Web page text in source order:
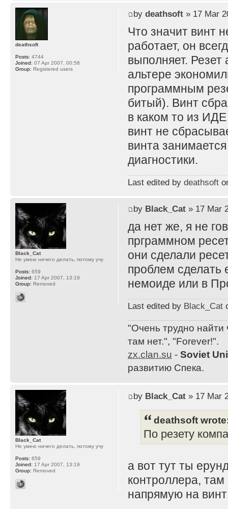
by deathsoft» 17 Mar
Что значит винт
работает, он
выполняет.
альтере
программным
битый). Винт
в каком то из
винт не
винта
диагностики.
Last edited by deathsoft
deathsoft
Posts: 4744
Joined: 07 Apr 2007, 00:58
Group: Registered users
by Black_Cat» 17 Mar
да нет же, я не
прграммном
они сделали
проблем сделать
немоиде или в
Last edited by Black_Cat
"Очень трудно найти
там нет.", "Forever!".
zx.clan.su - Soviet
развитию Спека.
Black_Cat
Не умею ничего делать, потому учу
Posts: 659
Joined: 17 Apr 2007, 13:19
Group: Removed
by Black_Cat» 17 Mar
deathsoft
По резету
а вот тут ты
контроллера,
напрямую на винт
Black_Cat
Не умею ничего делать, потому учу
Posts: 659
Joined: 17 Apr 2007, 13:19
Group: Removed